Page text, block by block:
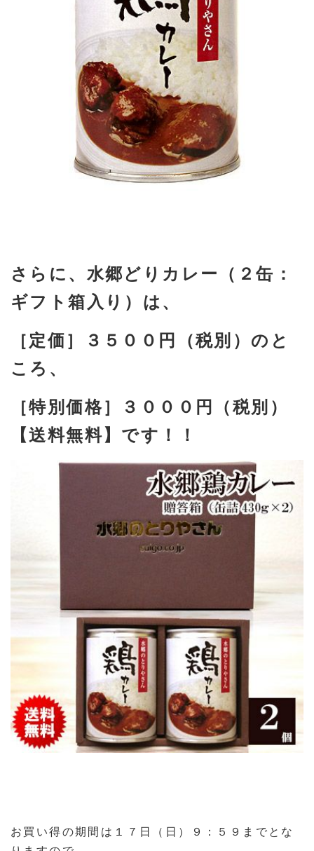
さらに、水郷どりカレー（２缶：
ギフト箱入り）は、
［定価］３５００円（税別）のと
ころ、
［特別価格］３０００円（税別）
【送料無料】です！！
お買い得の期間は１７日（日）９：５９までとな